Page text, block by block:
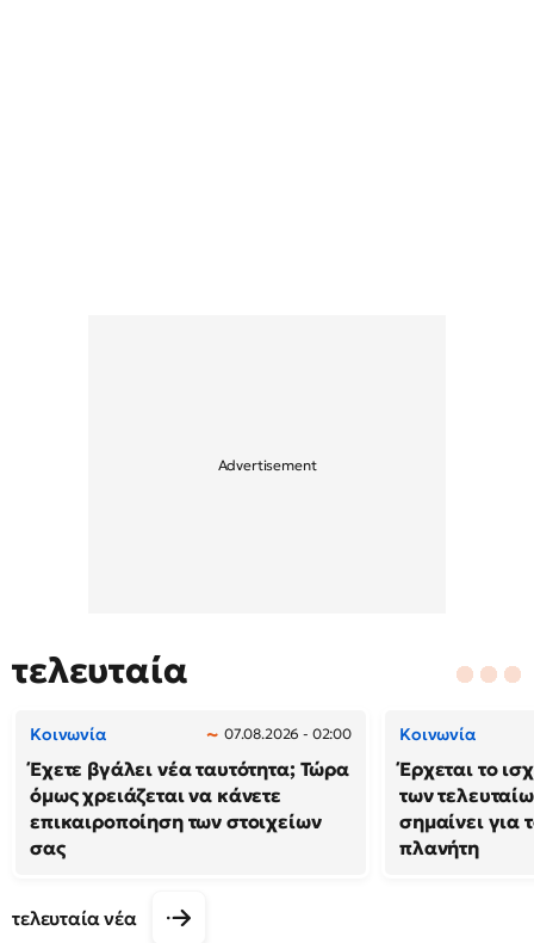
τελευταία
Κοινωνία 07.08.2026 - 02:00
Έχετε βγάλει νέα ταυτότητα; Τώρα
όμως χρειάζεται να κάνετε
επικαιροποίηση των στοιχείων
σας
Κοινωνία
Έρχεται το
των
σημαίνει για
πλανήτη
τελευταία νέα